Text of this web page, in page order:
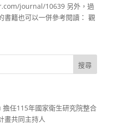
journal/10639 另外，過
書籍也可以一併參考閱讀： 觀
任115年國家衛生研究院整合
畫共同主持人